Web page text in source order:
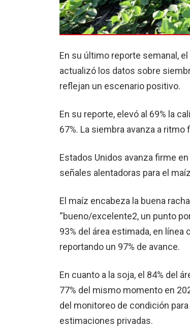
En su último reporte semanal,
actualizó los datos sobre
reflejan un escenario positivo.
En su reporte, elevó al 69% la
67%. La siembra avanza a
Estados Unidos avanza firme
señales alentadoras para el
El maíz encabeza la buena
“bueno/excelente2, un punto
93% del área estimada, en
reportando un 97% de avance.
En cuanto a la soja, el 84% del
77% del mismo momento en
del monitoreo de condición
estimaciones privadas.